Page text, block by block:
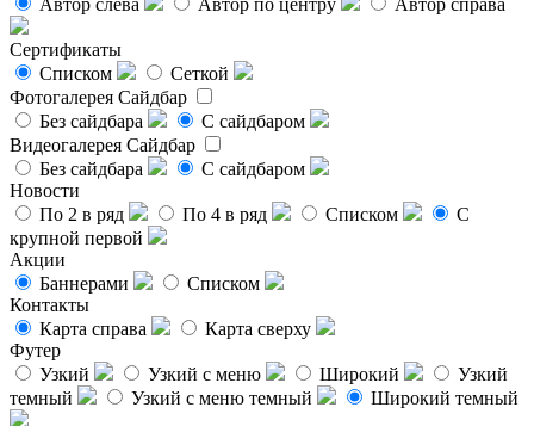
Автор слева
Автор по центру Автор справа
Сертификаты
Списком
Сеткой
Фотогалерея Сайдбар
Без сайдбара
С сайдбаром
Видеогалерея Сайдбар
Без сайдбара
С сайдбаром
Новости
По 2 в ряд
По 4 в ряд Списком
С
крупной первой
Акции
Баннерами
Списком
Контакты
Карта справа
Карта сверху
Футер
Узкий
Узкий с меню Широкий
Узкий
темный
Узкий с меню темный Широкий темный